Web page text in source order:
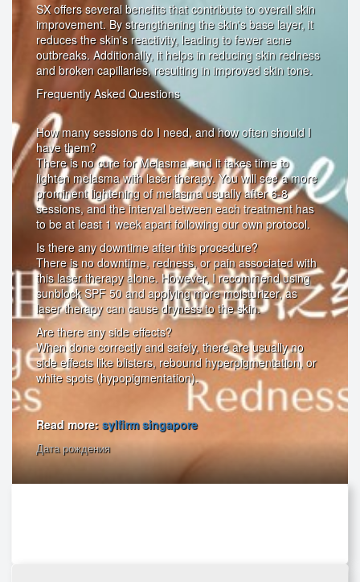
SX offers several benefits that contribute to overall skin
improvement. By strengthening the skin's base layer, it
reduces the skin's reactivity, leading to fewer acne
outbreaks. Additionally, it helps in reducing skin redness
and broken capillaries, resulting in improved skin tone.
Frequently Asked Questions
How many sessions do I need, and how often should I
have them?
There is no cure for Melasma, and it takes time to
lighten melasma with laser therapy. You will see a more
prominent lightening of melasma usually after 6-8
sessions, and the interval between each treatment has
to be at least 1 week apart following our own protocol.
Is there any downtime after this procedure?
There is no downtime, redness, or pain associated with
this laser therapy alone. However, I recommend using
sunblock SPF 50 and applying more moisturizer, as
laser therapy can cause dryness to the skin.
Are there any side effects?
When done correctly and safely, there are usually no
side effects like blisters, rebound hyperpigmentation, or
white spots (hypopigmentation).
Read more: sylfirm singapore
Дата рождения